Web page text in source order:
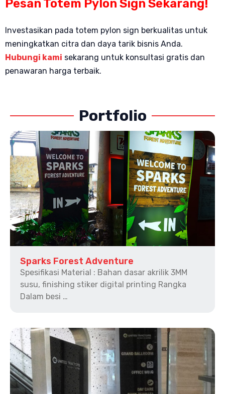
Pesan Totem Pylon Sign Sekarang!
Investasikan pada totem pylon sign berkualitas untuk
meningkatkan citra dan daya tarik bisnis Anda.
Hubungi kami sekarang untuk konsultasi gratis dan
penawaran harga terbaik.
Portfolio
Sparks Forest Adventure
Spesifikasi Material : Bahan dasar akrilik 3MM
susu, finishing stiker digital printing Rangka
Dalam besi …